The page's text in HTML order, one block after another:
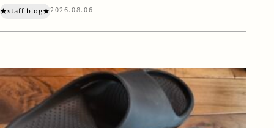
は、家具やキッチン、住宅設備などのショールーム・ショッ
プが集う、住まいとインテリアの情報センターです。 注文
★staff blog★2026.08.06